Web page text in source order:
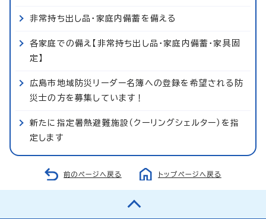
非常持ち出し品・家庭内備蓄を備える
各家庭での備え【非常持ち出し品・家庭内備蓄・家具固
定】
広島市地域防災リーダー名簿への登録を希望される防
災士の方を募集しています！
新たに指定暑熱避難施設（クーリングシェルター）を指
定します
前のページへ戻る トップページへ戻る